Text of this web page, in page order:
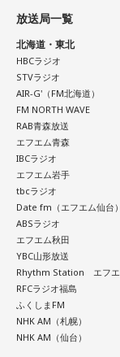
番組名：日本郵便
放送日時：毎週日
パーソナリティ：
番組Webサイト：
番組公式X：
は国際通り近くの
しているみたい」
なかでもおすすめ
寿司5貫の組み合
牛の握りが絶品」
炙らないほうがお
も教えてくれました
さらに、「末廣ブ
感が魅力の豚串専
レバーとかを味わ
と話します。「け
豚串です」と太鼓
お気に入りのステ
ラルドです」と即
いては、「脂の乗
今日から金星が天
る時。人とのご縁
があるかもしれま
すめ。今日は鏡の
けて褒めてみて！
【4位】射手座（い
「もっと面白いこ
します。今までの
でみると思わぬ展
OK。今日はこの
て！
【5位】牡羊座（お
あなたの行動力が
応を気にするより
て。あなたが楽し
す。今夜、明日す
ね。
放送局一覧
北海道・東北
HBCラジオ
STVラジオ
AIR-G'（FM北海道）
FM NORTH WAVE
RAB青森放送
エフエム青森
IBCラジオ
エフエム岩手
tbcラジオ
Date fm（エフエム仙台）
ABSラジオ
エフエム秋田
YBC山形放送
Rhythm Station エフエ
RFCラジオ福島
ふくしまFM
NHK AM（札幌）
NHK AM（仙台）